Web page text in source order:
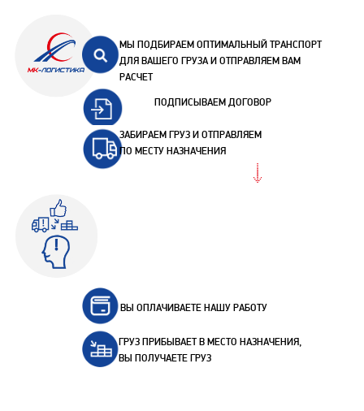
МЫ ПОДБИРАЕМ ОПТИМАЛЬНЫЙ ТРАНСПОРТ
ДЛЯ ВАШЕГО ГРУЗА И ОТПРАВЛЯЕМ ВАМ
РАСЧЕТ
ПОДПИСЫВАЕМ ДОГОВОР
ЗАБИРАЕМ ГРУЗ И ОТПРАВЛЯЕМ
ПО МЕСТУ НАЗНАЧЕНИЯ
ВЫ ОПЛАЧИВАЕТЕ НАШУ РАБОТУ
ГРУЗ ПРИБЫВАЕТ В МЕСТО НАЗНАЧЕНИЯ,
ВЫ ПОЛУЧАЕТЕ ГРУЗ